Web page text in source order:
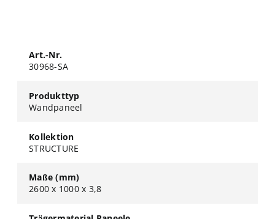
Art.-Nr.
30968-SA
Produkttyp
Wandpaneel
Kollektion
STRUCTURE
Maße (mm)
2600 x 1000 x 3,8